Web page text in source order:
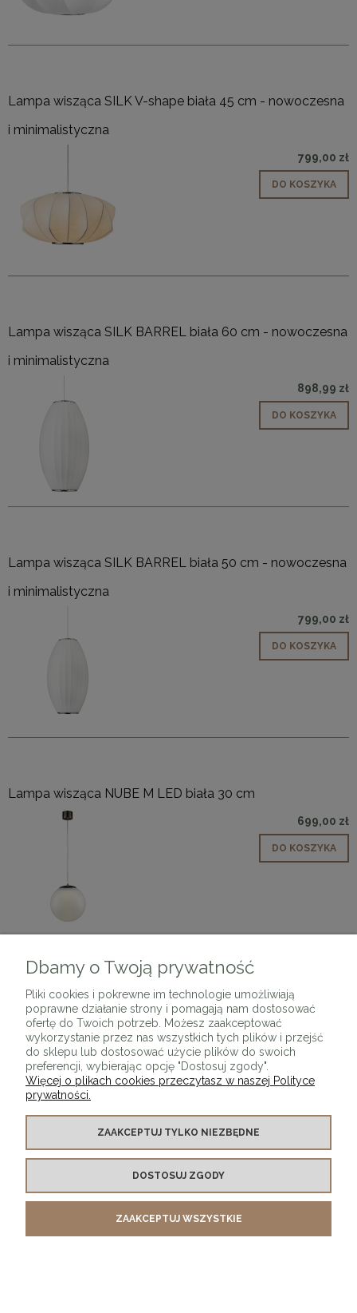
Lampa wisząca SILK V-shape biała 45 cm - nowoczesna
i minimalistyczna
799,00 zł
DO KOSZYKA
Lampa wisząca SILK BARREL biała 60 cm - nowoczesna
i minimalistyczna
898,99 zł
DO KOSZYKA
Lampa wisząca SILK BARREL biała 50 cm - nowoczesna
i minimalistyczna
799,00 zł
DO KOSZYKA
Lampa wisząca NUBE M LED biała 30 cm
699,00 zł
DO KOSZYKA
Lampa wisząca MOBILE biała 38 cm
DO KOSZYKA
Kinkiet ścienny B12 Biała kula szklana
Dbamy o Twoją prywatność
Pliki cookies i pokrewne im technologie umożliwiają
poprawne działanie strony i pomagają nam dostosować
ofertę do Twoich potrzeb. Możesz zaakceptować
wykorzystanie przez nas wszystkich tych plików i przejść
do sklepu lub dostosować użycie plików do swoich
preferencji, wybierając opcję "Dostosuj zgody".
Więcej o plikach cookies przeczytasz w naszej Polityce
prywatności.
ZAAKCEPTUJ TYLKO NIEZBĘDNE
DOSTOSUJ ZGODY
ZAAKCEPTUJ WSZYSTKIE